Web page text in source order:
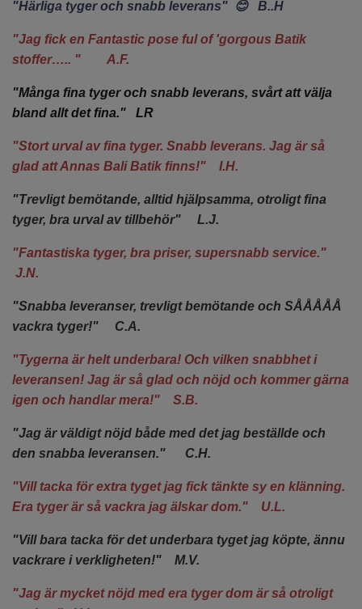
"Härliga tyger och snabb leverans" 😊 B..H
"Jag fick en Fantastic pose ful of 'gorgous Batik
stoffer….. " A.F.
"Många fina tyger och snabb leverans, svårt att välja
bland allt det fina." LR
"Stort urval av fina tyger. Snabb leverans. Jag är så
glad att Annas Bali Batik finns!" I.H.
"Trevligt bemötande, alltid hjälpsamma, otroligt fina
tyger, bra urval av tillbehör" L.J.
"Fantastiska tyger, bra priser, supersnabb service."
J.N.
"Snabba leveranser, trevligt bemötande och SÅÅÅÅÅ
vackra tyger!" C.A.
"Tygerna är helt underbara! Och vilken snabbhet i
leveransen! Jag är så glad och nöjd och kommer gärna
igen och handlar mera!" S.B.
"Jag är väldigt nöjd både med det jag beställde och
den snabba leveransen." C.H.
"Vill tacka för extra tyget jag fick tänkte sy en klänning.
Era tyger är så vackra jag älskar dom." U.L.
"Vill bara tacka för det underbara tyget jag köpte, ännu
vackrare i verkligheten!" M.V.
"Jag är mycket nöjd med era tyger dom är så otroligt